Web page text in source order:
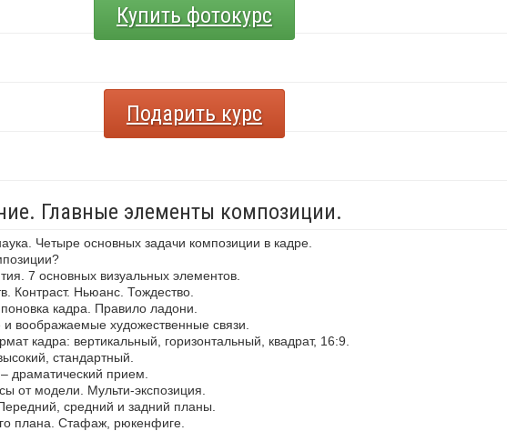
Купить фотокурс
Подарить курс
Главные элементы композиции.
Четыре основных задачи композиции в кадре.
7 основных визуальных элементов.
Контраст. Ньюанс. Тождество.
кадра. Правило ладони.
и воображаемые художественные связи.
кадра: вертикальный, горизонтальный, квадрат, 16:9.
стандартный.
драматический прием.
от модели. Мульти-экспозиция.
средний и задний планы.
плана. Стафаж, рюкенфиге.